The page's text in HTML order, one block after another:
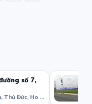
số 7,
2.93 Tỷ · Đường Số 7, Tam Bình, Thủ Đức, Ho Chi Minh City, Vietnam